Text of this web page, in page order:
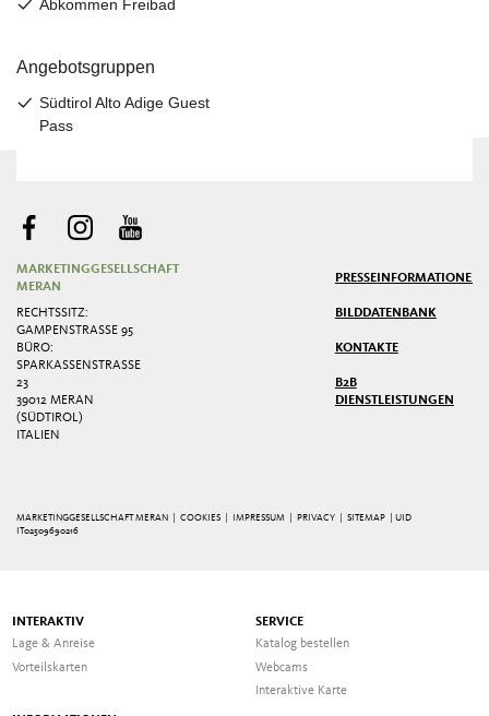
MARKETINGGESELLSCHAFT
MERAN
RECHTSSITZ:
GAMPENSTRASSE 95
BÜRO:
SPARKASSENSTRASSE 2
3
39012 MERAN
(SÜDTIROL)
ITALIEN
PRESSEINFORMATIONEN
BILDDATENBANK
KONTAKTE
B2B
DIENSTLEISTUNGEN
MARKETINGGESELLSCHAFT MERAN | COOKIES IMPRESSUM |PRIVACY |SITEMAP
| UID
IT02509690216
INTERAKTIV
Lage & Anreise
Vorteilskarten
SERVICE
Katalog bestellen
Webcams
Interaktive Karte